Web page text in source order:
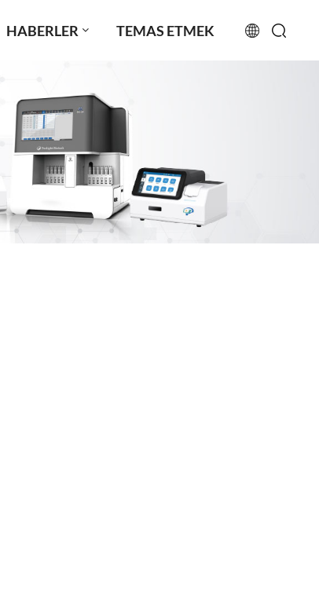
HABERLER TEMAS ETMEK
русский
español